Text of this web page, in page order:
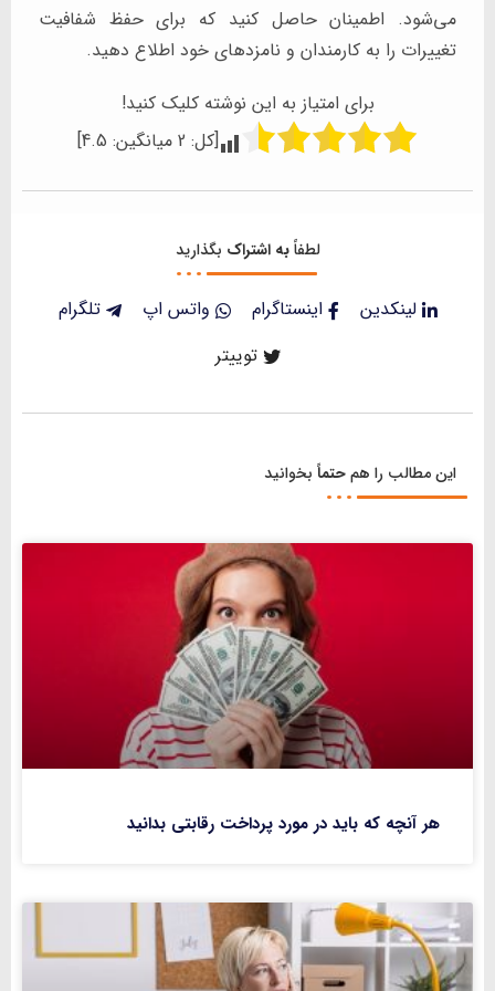
می‌شود. اطمینان حاصل کنید که برای حفظ شفافیت
تغییرات را به کارمندان و نامزدهای خود اطلاع دهید.
برای امتیاز به این نوشته کلیک کنید!
[کل: 2 میانگین: 4.5
]
لطفاًبه اشتراک بگذارید
لینکدین اینستاگرام واتس اپ
تلگرام
توییتر
این مطالب را همحتماً بخوانید
هر آنچه که باید در مورد پرداخت رقابتی بدانید